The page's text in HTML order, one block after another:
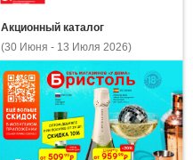
Акционный каталог
(30 Июня - 13 Июля 2026)